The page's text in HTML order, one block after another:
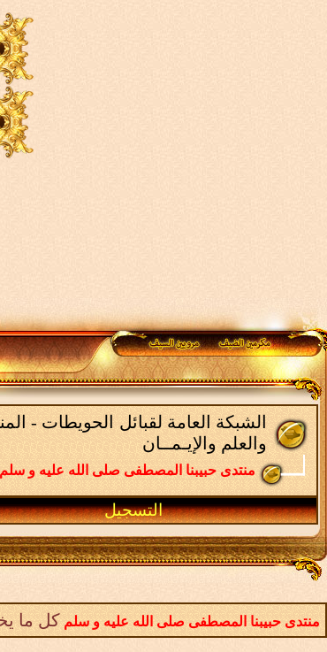
الشبكة العامة لقبائل الحويطات -
والعلم والإيـمــان
منتدى حبيبنا المصطفى صلى الله عليه و سلم
التسجيل
منتدى حبيبنا المصطفى صلى الله عليه و سلم كل ما